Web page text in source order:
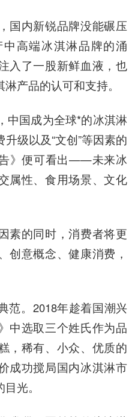
国内新锐品牌没能碾压
高端冰淇淋品牌的涌
入了一股新鲜血液，也
产品的认可和支持。
中国成为全球*的冰淇淋
级以及“文创”等因素的
》便可看出——未来冰
属性、食用场景、文化
素的同时，消费者将更
创意概念、健康消费，
范。2018年趁着国潮兴
中选取三个姓氏作为品
，稀有、小众、优质的
成功搅局国内冰淇淋市
光。